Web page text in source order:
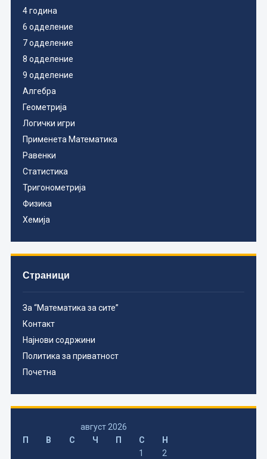
4 година
6 одделение
7 одделение
8 одделение
9 одделение
Алгебра
Геометрија
Логички игри
Применета Математика
Равенки
Статистика
Тригонометрија
Физика
Хемија
Страници
За “Математика за сите”
Контакт
Најнови содржини
Политика за приватност
Почетна
август 2026
П
В С Ч П С
Н
1
2